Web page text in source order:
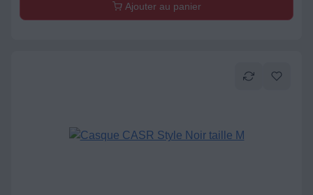
Ajouter au panier